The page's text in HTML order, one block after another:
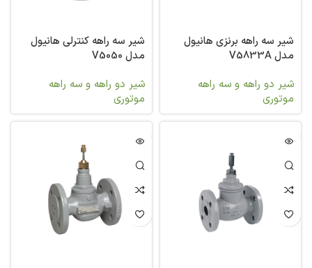
شیر سه راهه برنزی هانیول
مدل V5833A
شیر دو راهه و سه راهه
موتوری
شیر سه راهه کنترلی هانیول
مدل V5050
شیر دو راهه و سه راهه
موتوری